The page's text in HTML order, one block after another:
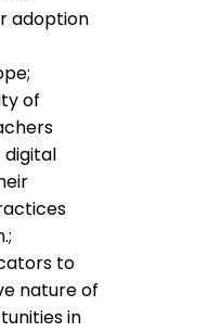
adoption
of
to
nature of
in